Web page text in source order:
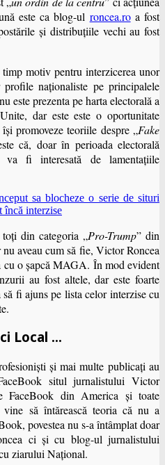
este ca blog-ul roncea.roa fost
şi distribuţiile vechi au fost
motiv pentru interzicerea unor
naţionaliste pe principalele
este prezenta pe harta electorală a
dar este este o oportunitate
îşi promoveze teoriile despre „Fake
că, doar în perioada electorală
fi interesată de lamentaţiile
sa blocheze o serie de situri
încă interzise
din categoria „Pro-Trump” din
aveau cum să fie, Victor Roncea
cu o şapcă MAGA. În mod evident
au fost altele, dar este foarte
fi ajuns pe lista celor interzise cu
Local …
şi mai multe publicaţi au
situl jurnalistului Victor
FaceBook din America şi toate
să întărească teoria că nu a
povestea nu s-a întâmplat doar
ci şi cu blog-ul jurnalistului
ziarului Naţional.